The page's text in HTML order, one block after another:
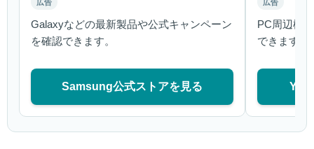
広告
Galaxyなどの最新製品や公式キャンペーン
を確認できます。
Samsung公式ストアを見る
広告
PC周辺機
できます。